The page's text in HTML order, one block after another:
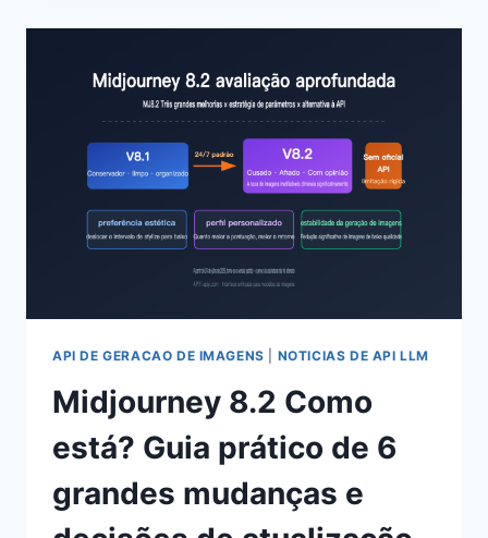
IMAGE-
AVALIAÇÃO
COMPARATIVA:
7
DIMENSÕES
PRINCIPAIS
PARA
RECOMENDAÇÕES
CLARAS
SELEÇÃO
API DE GERACAO DE IMAGENS NOTICIAS DE API LLM
Midjourney 8.2 Como
está? Guia prático de 6
grandes mudanças e